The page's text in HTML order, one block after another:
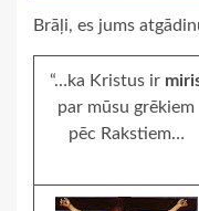
Brāļi, es jums
“…ka Kristus ir
par mūsu grēkiem
pēc Rakstiem…